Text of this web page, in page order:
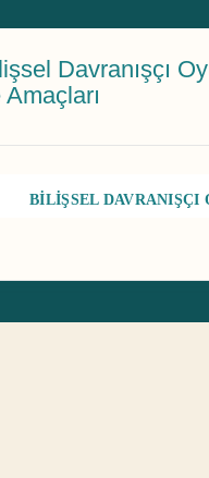
Davranışçı
Amaçları
BİLİŞSEL DAVRANIŞÇI